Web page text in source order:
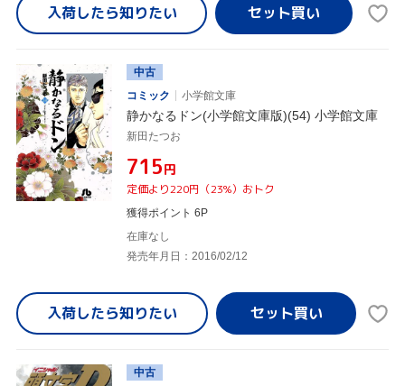
入荷したら知りたい
中古
コミック
小学館文庫
静かなるドン(小学館文庫版)(54) 小学館文庫
新田たつお
¥715円
定価より220円（23%）おトク
獲得ポイント 6P
在庫なし
発売年月日：2016/02/12
入荷したら知りたい
中古